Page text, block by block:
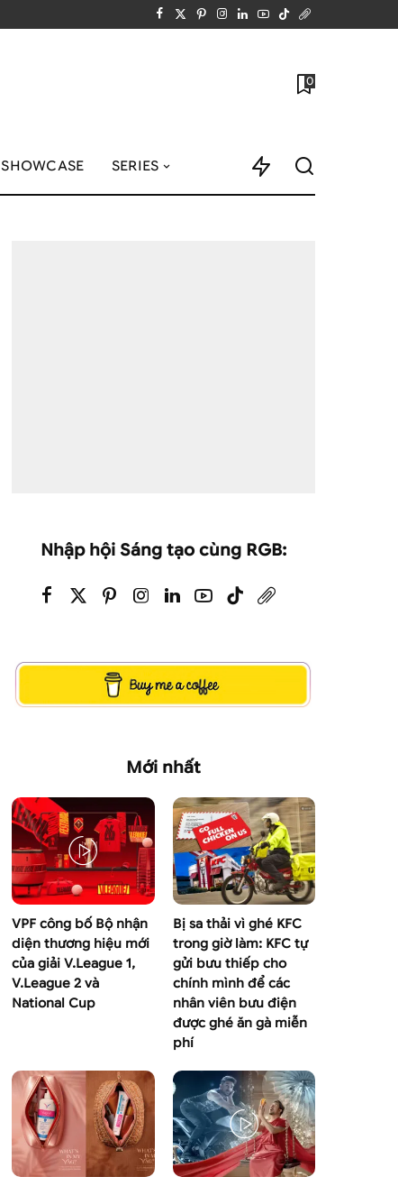
0
SHOWCASE SERIES
Nhập hội Sáng tạo cùng RGB:
Mới nhất
VPF công bố Bộ nhận
diện thương hiệu mới
của giải V.League 1,
V.League 2 và
National Cup
Bị sa thải vì ghé KFC
trong giờ làm: KFC tự
gửi bưu thiếp cho
chính mình để các
nhân viên bưu điện
được ghé ăn gà miễn
phí